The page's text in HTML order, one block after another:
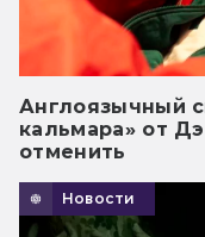
Англоязычный
кальмара» от
отменить
Новости